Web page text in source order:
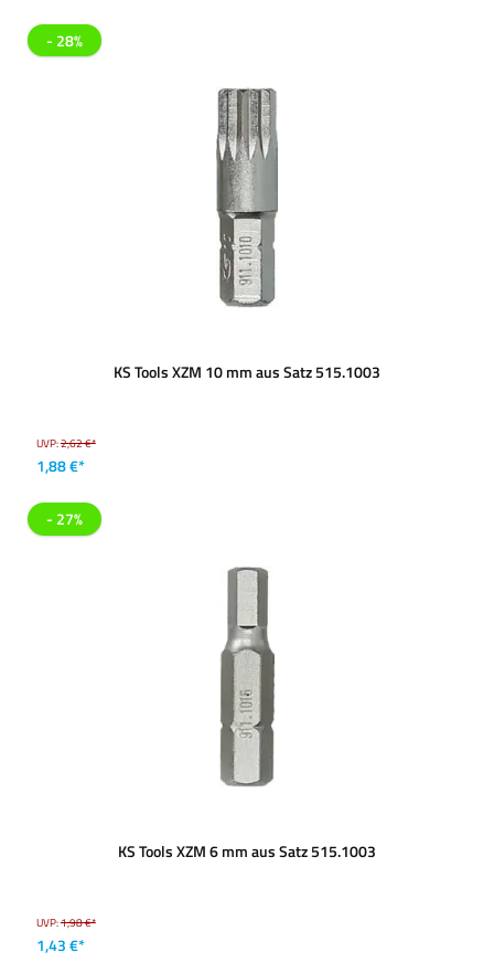
- 28%
KS Tools XZM 10 mm aus Satz 515.1003
UVP:2,62 €*
1,88 €*
- 27%
KS Tools XZM 6 mm aus Satz 515.1003
UVP:1,98 €*
1,43 €*